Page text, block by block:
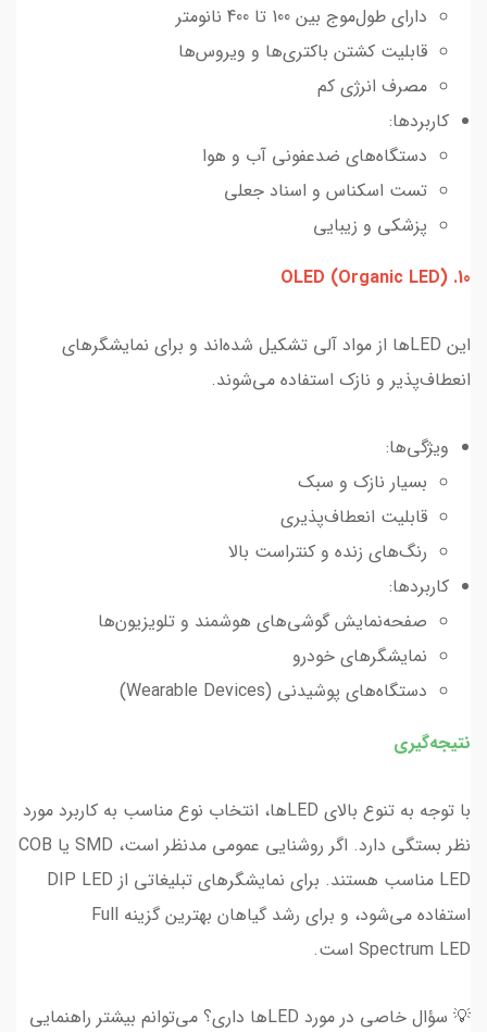
دارای طول‌موج بین 100 تا 400 نانومتر
قابلیت کشتن باکتری‌ها و ویروس‌ها
مصرف انرژی کم
کاربردها:
دستگاه‌های ضدعفونی آب و هوا
تست اسکناس و اسناد جعلی
پزشکی و زیبایی
10. OLED (Organic LED)
این LEDها از مواد آلی تشکیل شده‌اند و برای نمایشگرهای
انعطاف‌پذیر و نازک استفاده می‌شوند.
ویژگی‌ها:
بسیار نازک و سبک
قابلیت انعطاف‌پذیری
رنگ‌های زنده و کنتراست بالا
کاربردها:
صفحه‌نمایش گوشی‌های هوشمند و تلویزیون‌ها
نمایشگرهای خودرو
دستگاه‌های پوشیدنی (Wearable Devices)
نتیجه‌گیری
با توجه به تنوع بالای LEDها، انتخاب نوع مناسب به کاربرد مورد
نظر بستگی دارد. اگر روشنایی عمومی مدنظر است، SMD یا COB
LED مناسب هستند. برای نمایشگرهای تبلیغاتی از DIP LED
استفاده می‌شود، و برای رشد گیاهان بهترین گزینه Full
Spectrum LED است.
💡 سؤال خاصی در مورد LEDها داری؟ می‌توانم بیشتر راهنمایی